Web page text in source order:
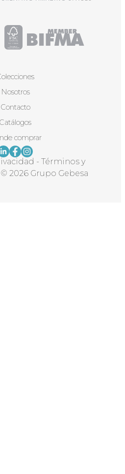
Nosotros
Contacto
Catálogos
comprar
- Términos y
© 2026 Grupo Gebesa